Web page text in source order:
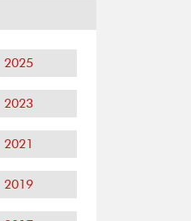
2025
2023
2021
2019